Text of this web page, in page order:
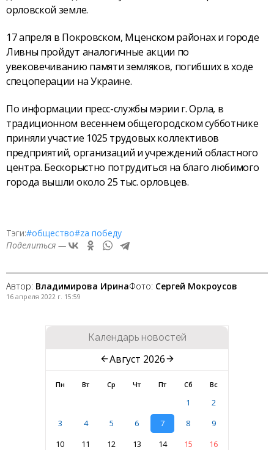
орловской земле.
17 апреля в Покровском, Мценском районах и городе
Ливны пройдут аналогичные акции по
увековечиванию памяти земляков, погибших в ходе
спецоперации на Украине.
По информации пресс-службы мэрии г. Орла, в
традиционном весеннем общегородском субботнике
приняли участие 1025 трудовых коллективов
предприятий, организаций и учреждений областного
центра. Бескорыстно потрудиться на благо любимого
города вышли около 25 тыс. орловцев.
Тэги:#общество#zа победу
Поделиться —
Автор: Владимирова ИринаФото: Сергей Мокроусов
16 апреля 2022 г. 15:59
Календарь новостей
Август 2026
Пн Вт Ср Чт Пт Сб Вс
1
2
3
4 5 6 7 8
9
10
11 12 13 14 15
16